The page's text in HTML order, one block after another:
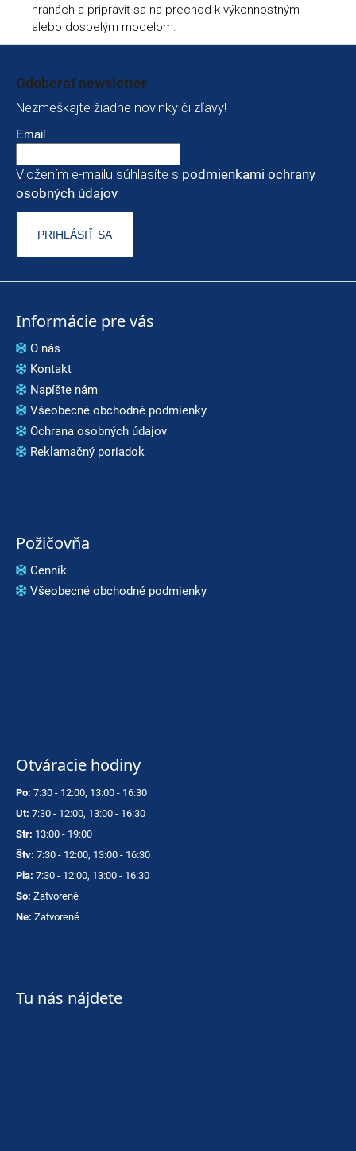
hranách a pripraviť sa na prechod k výkonnostným
alebo dospelým modelom.
Odoberať newsletter
Nezmeškajte žiadne novinky či zľavy!
Email
Vložením e-mailu súhlasíte s podmienkami ochrany
osobných údajov
PRIHLÁSIŤ SA
Informácie pre vás
O nás
Kontakt
Napíšte nám
Všeobecné obchodné podmienky
Ochrana osobných údajov
Reklamačný poriadok
Požičovňa
Cenník
Všeobecné obchodné podmienky
Otváracie hodiny
Po: 7:30 - 12:00, 13:00 - 16:30
Ut: 7:30 - 12:00, 13:00 - 16:30
Str: 13:00 - 19:00
Štv: 7:30 - 12:00, 13:00 - 16:30
Pia: 7:30 - 12:00, 13:00 - 16:30
So: Zatvorené
Ne: Zatvorené
Tu nás nájdete